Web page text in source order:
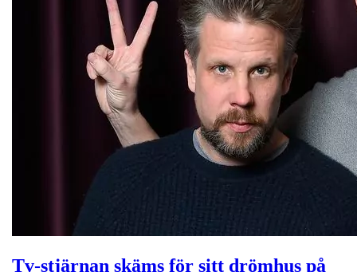
Tv-stjärnan skäms för sitt drömhus på